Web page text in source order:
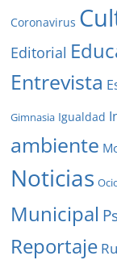
Coronavirus
Editorial
Entrevista
Gimnasia Igualdad
ambiente
Noticias
Municipal
Reportaje